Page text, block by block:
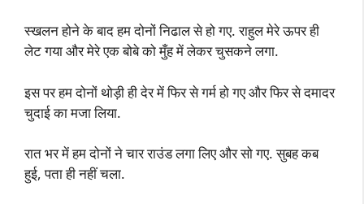
स्खलन होने के बाद हम दोनों निढाल से हो गए. राहुल मेरे ऊपर ही
लेट गया और मेरे एक बोबे को मुँह में लेकर चुसकने लगा.
इस पर हम दोनों थोड़ी ही देर में फिर से गर्म हो गए और फिर से दमादर
चुदाई का मजा लिया.
रात भर में हम दोनों ने चार राउंड लगा लिए और सो गए. सुबह कब
हुई, पता ही नहीं चला.